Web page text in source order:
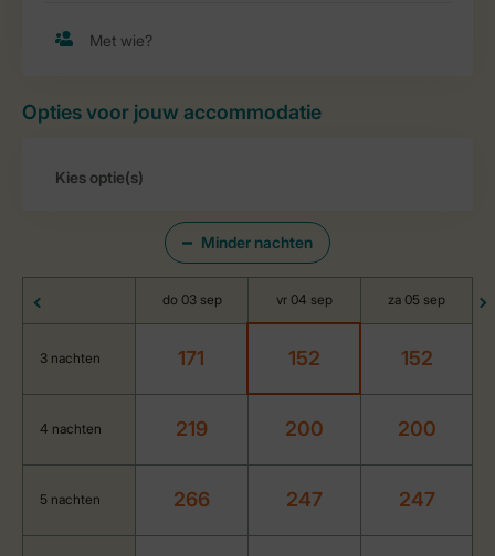
Opties voor jouw accommodatie
Minder nachten
do 03 sep vr 04 sep za 05 sep
3 nachten 171 152 152
4 nachten 219 200 200
5 nachten 266 247 247